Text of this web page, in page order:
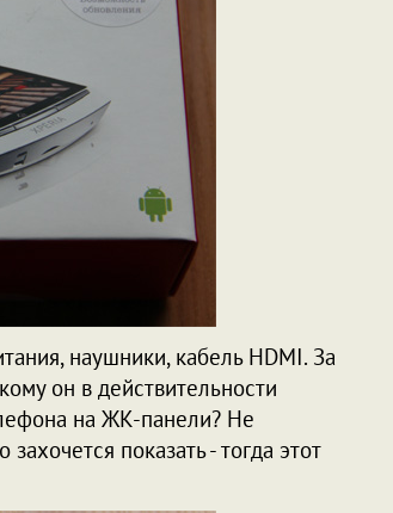
наушники, кабель HDMI. За
он в действительности
на ЖК-панели? Не
показать - тогда этот